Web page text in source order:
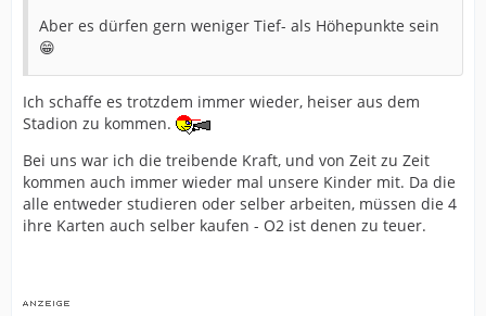
Aber es dürfen gern weniger Tief- als Höhepunkte sein
😁
Ich schaffe es trotzdem immer wieder, heiser aus dem
Stadion zu kommen.
Bei uns war ich die treibende Kraft, und von Zeit zu Zeit
kommen auch immer wieder mal unsere Kinder mit. Da die
alle entweder studieren oder selber arbeiten, müssen die 4
ihre Karten auch selber kaufen - O2 ist denen zu teuer.